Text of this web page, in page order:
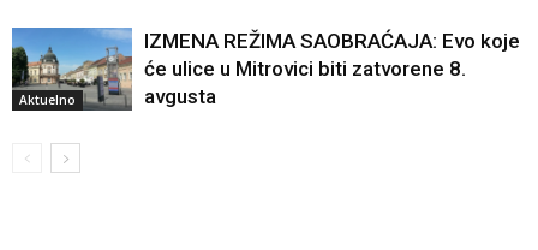
Aktuelno
IZMENA REŽIMA SAOBRAĆAJA: Evo koje
će ulice u Mitrovici biti zatvorene 8.
avgusta